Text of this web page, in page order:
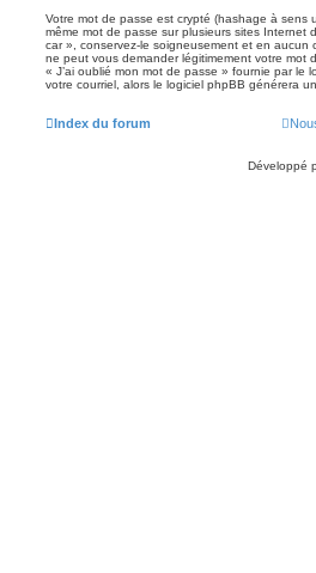
Votre mot de passe est crypté (hashage à sens
même mot de passe sur plusieurs sites Internet
car », conservez-le soigneusement et en
ne peut vous demander légitimement votre mot
« J’ai oublié mon mot de passe » fournie par le
votre courriel, alors le logiciel phpBB générera
Index du forum
Développé